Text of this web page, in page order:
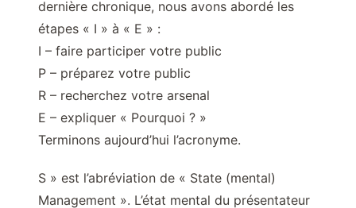
dernière chronique, nous avons abordé les
étapes « I » à « E » :
I – faire participer votre public
P – préparez votre public
R – recherchez votre arsenal
E – expliquer « Pourquoi ? »
Terminons aujourd’hui l’acronyme.
S » est l’abréviation de « State (mental)
Management ». L’état mental du présentateur